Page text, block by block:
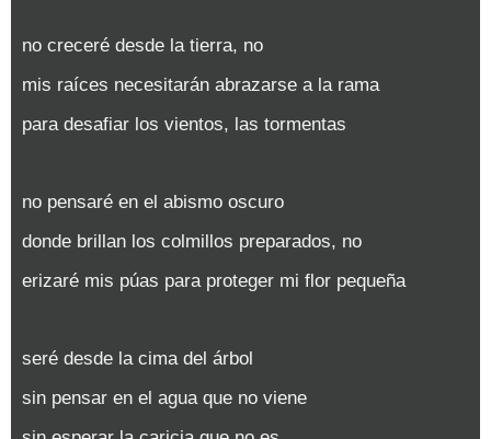
no creceré desde la tierra, no
mis raíces necesitarán abrazarse a la rama
para desafiar los vientos, las tormentas
no pensaré en el abismo oscuro
donde brillan los colmillos preparados, no
erizaré mis púas para proteger mi flor pequeña
seré desde la cima del árbol
sin pensar en el agua que no viene